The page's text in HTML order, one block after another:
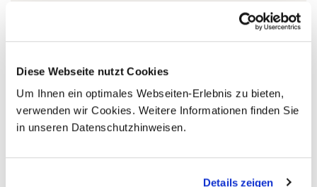
Diese Webseite nutzt Cookies
Um Ihnen ein optimales Webseiten-Erlebnis zu bieten,
verwenden wir Cookies. Weitere Informationen finden Sie
in unseren Datenschutzhinweisen.
Details zeigen
Persönliche Beratung durch
Länderspezialisten.
Tourismuspreisen
ausgezeichnet und als